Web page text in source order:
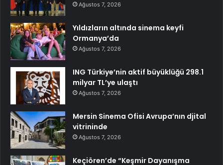
Ağustos 7, 2026
Yıldızların altında sinema keyfi
Ormanya’da
Ağustos 7, 2026
ING Türkiye’nin aktif büyüklüğü 298.1
milyar TL’ye ulaştı
Ağustos 7, 2026
Mersin Sinema Ofisi Avrupa’nın djital
vitrininde
Ağustos 7, 2026
Keçiören’de “Keşmir Dayanışma